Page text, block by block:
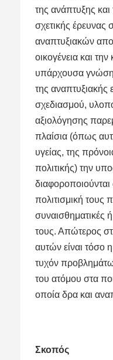
της ανάπτυξης
σχετικής έρευνας
αναπτυξιακών
οικογένεια και
υπάρχουσα γνώση
της αναπτυξιακής
σχεδιασμού,
αξιολόγησης
πλαίσια (όπως
υγείας, της
πολιτικής) την
πολιτισμική τους
συναισθηματικές ή
τους. Απώτερος
αυτών είναι τόσο
τυχόν
του ατόμου στα
οποία δρα και
Σκοπός